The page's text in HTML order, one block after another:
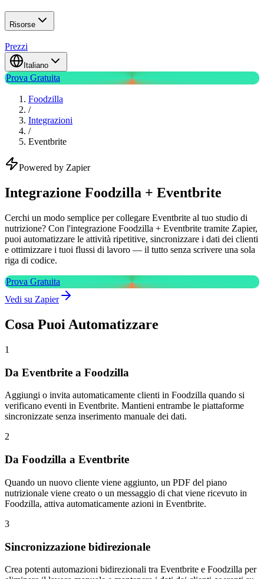
Risorse
Prezzi
Italiano
Prova Gratuita
Foodzilla
/
Integrazioni
/
Eventbrite
Powered by Zapier
Integrazione Foodzilla + Eventbrite
Cerchi un modo semplice per collegare Eventbrite al tuo studio di
nutrizione? Con l'integrazione Foodzilla + Eventbrite tramite Zapier,
puoi automatizzare le attività ripetitive, sincronizzare i dati dei clienti
e ottimizzare i tuoi flussi di lavoro — il tutto senza scrivere una sola
riga di codice.
Prova Gratuita
Vedi su Zapier
Cosa Puoi Automatizzare
1
Da Eventbrite a Foodzilla
Aggiungi o invita automaticamente clienti in Foodzilla quando si
verificano eventi in Eventbrite. Mantieni entrambe le piattaforme
sincronizzate senza inserimento manuale dei dati.
2
Da Foodzilla a Eventbrite
Quando un nuovo cliente viene aggiunto, un PDF del piano
nutrizionale viene creato o un messaggio di chat viene ricevuto in
Foodzilla, attiva automaticamente azioni in Eventbrite.
3
Sincronizzazione bidirezionale
Crea potenti automazioni bidirezionali tra Eventbrite e Foodzilla per